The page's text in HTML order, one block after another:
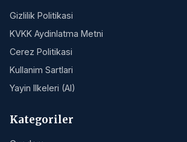
Gizlilik Politikasi
KVKK Aydinlatma Metni
Cerez Politikasi
Kullanim Sartlari
Yayin Ilkeleri (AI)
Kategoriler